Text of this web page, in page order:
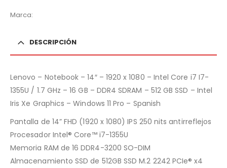
Marca:
DESCRIPCIÓN
Lenovo – Notebook – 14″ – 1920 x 1080 – Intel Core i7 I7-
1355U / 1.7 GHz – 16 GB – DDR4 SDRAM – 512 GB SSD – Intel
Iris Xe Graphics – Windows 11 Pro – Spanish
Pantalla de 14” FHD (1920 x 1080) IPS 250 nits antirreflejos
Procesador Intel® Core™ i7-1355U
Memoria RAM de 16 DDR4-3200 SO-DIM
Almacenamiento SSD de 512GB SSD M.2 2242 PCIe® x4